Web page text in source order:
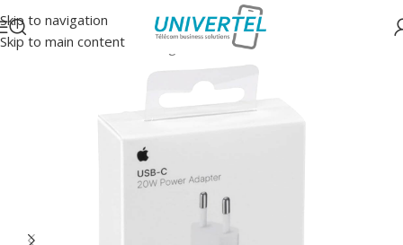
Skip to navigation
Skip to main content
Accueil/Accessoires Chargeurs secteur